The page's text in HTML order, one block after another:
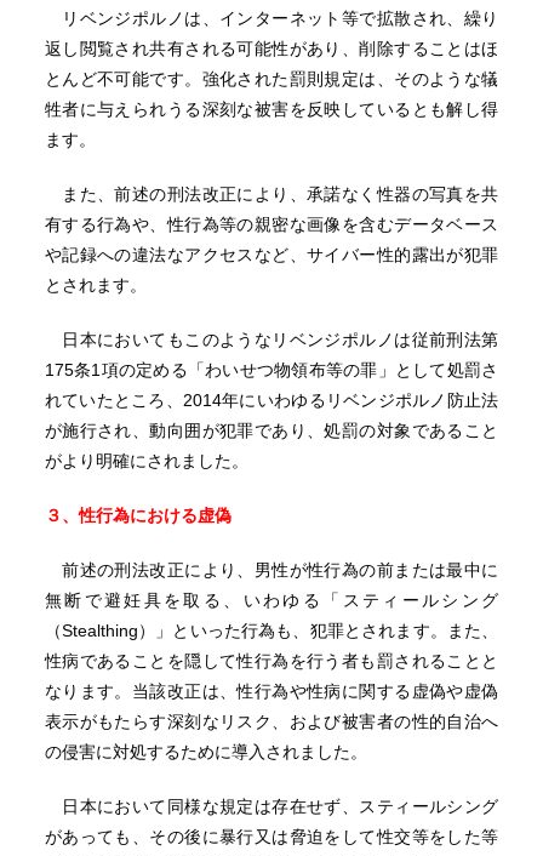
リベンジポルノは、インターネット等で拡散され、繰り
返し閲覧され共有される可能性があり、削除することはほ
とんど不可能です。強化された罰則規定は、そのような犠
牲者に与えられうる深刻な被害を反映しているとも解し得
ます。
また、前述の刑法改正により、承諾なく性器の写真を共
有する行為や、性行為等の親密な画像を含むデータベース
や記録への違法なアクセスなど、サイバー性的露出が犯罪
とされます。
日本においてもこのようなリベンジポルノは従前刑法第
175条1項の定める「わいせつ物領布等の罪」として処罰さ
れていたところ、2014年にいわゆるリベンジポルノ防止法
が施行され、動向囲が犯罪であり、処罰の対象であること
がより明確にされました。
３、性行為における虚偽
前述の刑法改正により、男性が性行為の前または最中に
無断で避妊具を取る、いわゆる「スティールシング
（Stealthing）」といった行為も、犯罪とされます。また、
性病であることを隠して性行為を行う者も罰されることと
なります。当該改正は、性行為や性病に関する虚偽や虚偽
表示がもたらす深刻なリスク、および被害者の性的自治へ
の侵害に対処するために導入されました。
日本において同様な規定は存在せず、スティールシング
があっても、その後に暴行又は脅迫をして性交等をした等